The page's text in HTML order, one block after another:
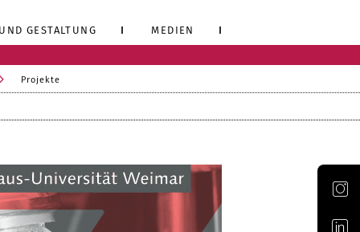
GESTALTUNG MEDIEN
Projekte